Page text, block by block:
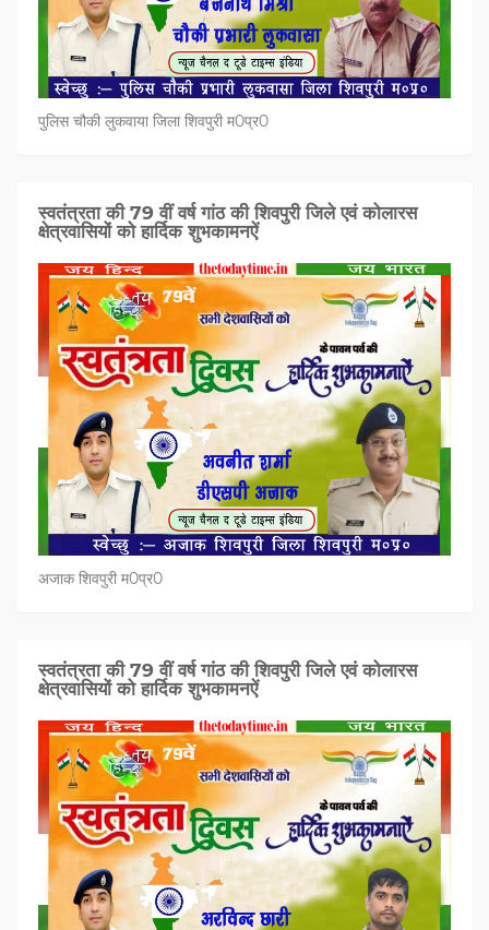
पुलिस चौकी लुकवाया जिला शिवपुरी म0प्र0
स्वतंत्रता की 79 वीं वर्ष गांठ की शिवपुरी जिले एवं कोलारस
क्षेत्रवासियों को हार्दिक शुभकामनऐं
अजाक शिवपुरी म0प्र0
स्वतंत्रता की 79 वीं वर्ष गांठ की शिवपुरी जिले एवं कोलारस
क्षेत्रवासियों को हार्दिक शुभकामनऐं